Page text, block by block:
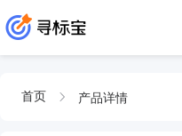
首页 产品详情